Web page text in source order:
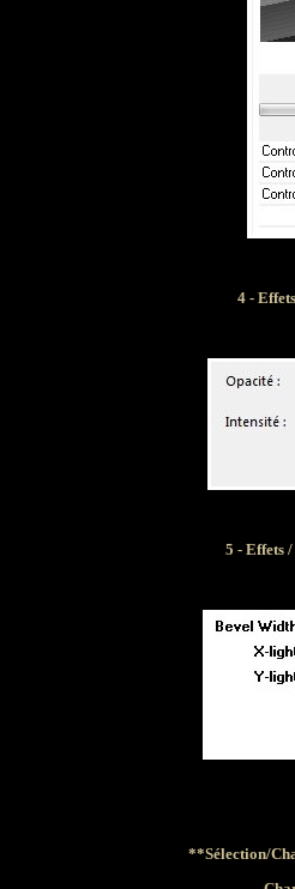
4 -
5 - Effets
**Sélection/